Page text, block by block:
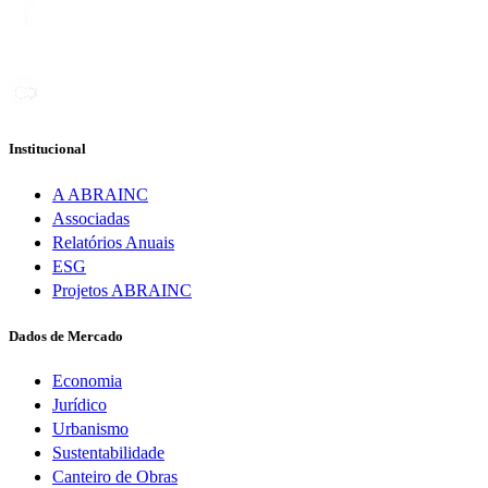
Institucional
A ABRAINC
Associadas
Relatórios Anuais
ESG
Projetos ABRAINC
Dados de Mercado
Economia
Jurídico
Urbanismo
Sustentabilidade
Canteiro de Obras